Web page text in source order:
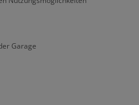
Garage